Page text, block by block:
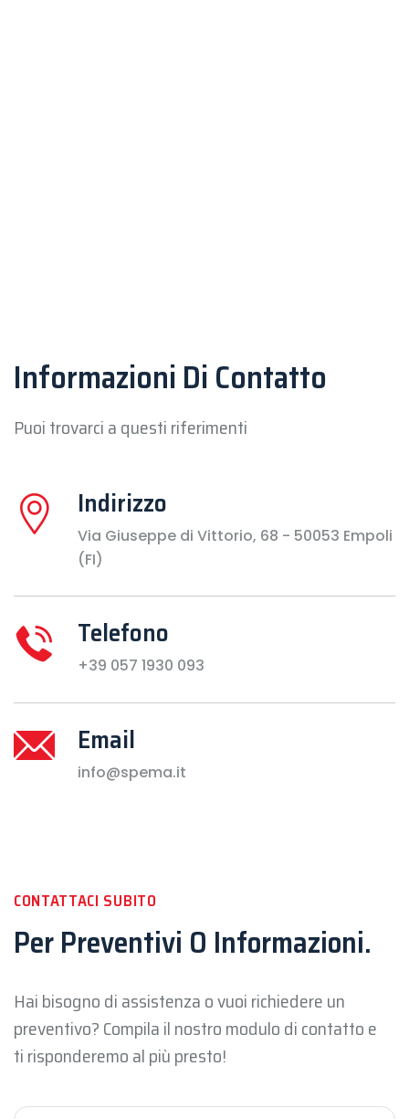
Informazioni Di Contatto
Puoi trovarci a questi riferimenti
Indirizzo
Via Giuseppe di Vittorio, 68 - 50053 Empoli
(FI)
Telefono
+39 057 1930 093
Email
info@spema.it
CONTATTACI SUBITO
Per Preventivi O Informazioni.
Hai bisogno di assistenza o vuoi richiedere un
preventivo? Compila il nostro modulo di contatto e
ti risponderemo al più presto!